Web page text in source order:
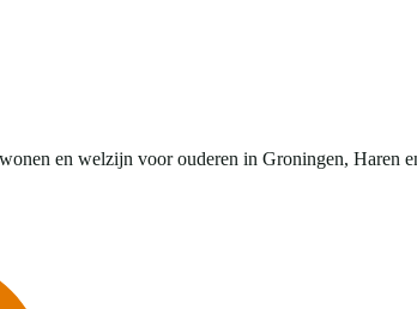
en welzijn voor ouderen in Groningen,